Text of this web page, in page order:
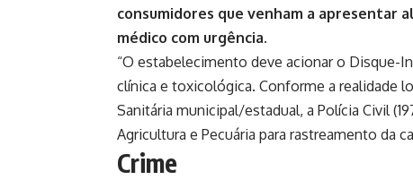
consumidores que venham a apresentar
médico com urgência.
“O estabelecimento deve acionar o Disque-
clínica e toxicológica. Conforme a realidade
Sanitária municipal/estadual, a Polícia Civil
Agricultura e Pecuária para rastreamento da
Crime